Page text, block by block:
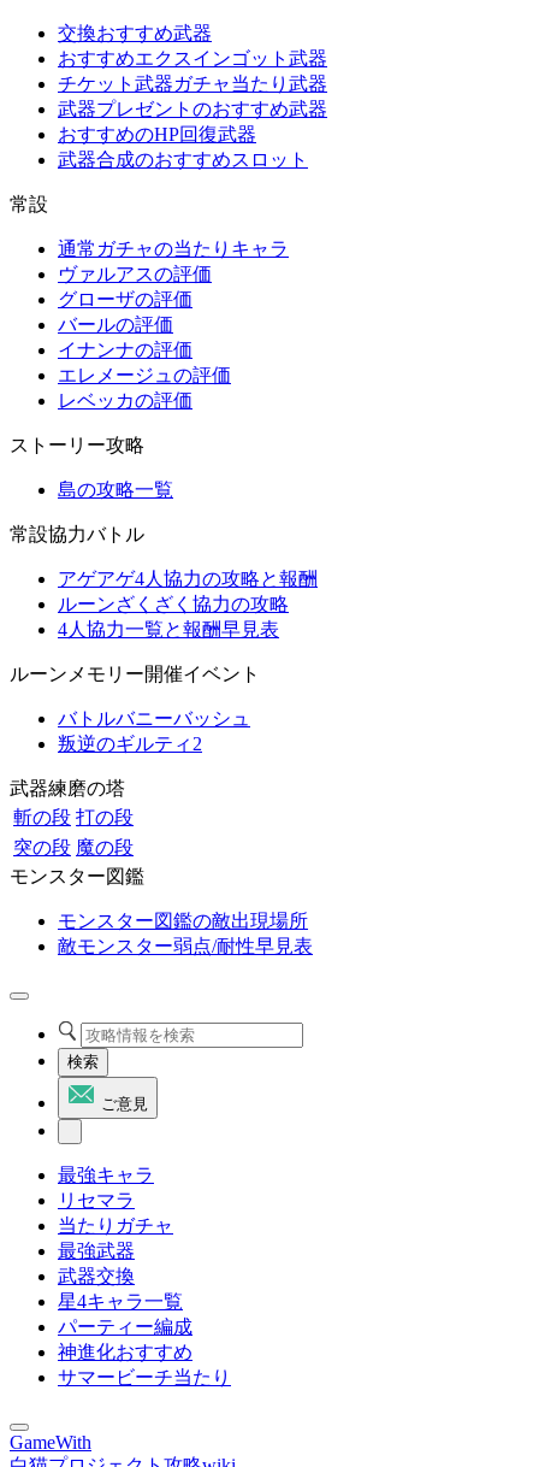
交換おすすめ武器
おすすめエクスインゴット武器
チケット武器ガチャ当たり武器
武器プレゼントのおすすめ武器
おすすめのHP回復武器
武器合成のおすすめスロット
常設
通常ガチャの当たりキャラ
ヴァルアスの評価
グローザの評価
バールの評価
イナンナの評価
エレメージュの評価
レベッカの評価
ストーリー攻略
島の攻略一覧
常設協力バトル
アゲアゲ4人協力の攻略と報酬
ルーンざくざく協力の攻略
4人協力一覧と報酬早見表
ルーンメモリー開催イベント
バトルバニーバッシュ
叛逆のギルティ2
武器練磨の塔
斬の段 打の段
突の段 魔の段
モンスター図鑑
モンスター図鑑の敵出現場所
敵モンスター弱点/耐性早見表
検索
ご意見
最強キャラ
リセマラ
当たりガチャ
最強武器
武器交換
星4キャラ一覧
パーティー編成
神進化おすすめ
サマービーチ当たり
GameWith